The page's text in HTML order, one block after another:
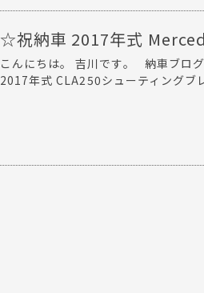
☆祝納車 2017年式
こんにちは。 吉川です。 納車ブロ
2017年式 CLA250シューティングブ